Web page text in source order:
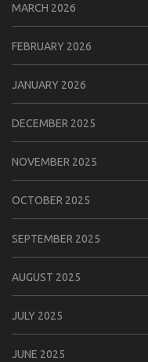
MARCH 2026
FEBRUARY 2026
JANUARY 2026
DECEMBER 2025
NOVEMBER 2025
OCTOBER 2025
SEPTEMBER 2025
AUGUST 2025
JULY 2025
JUNE 2025